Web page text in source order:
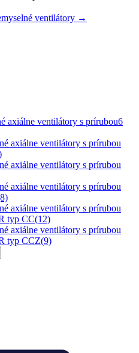
ventilátory →
axiálne ventilátory s prírubou6
axiálne ventilátory s prírubou
axiálne ventilátory s prírubou
axiálne ventilátory s prírubou
axiálne ventilátory s prírubou
typ CC(12)
axiálne ventilátory s prírubou
typ CCZ(9)